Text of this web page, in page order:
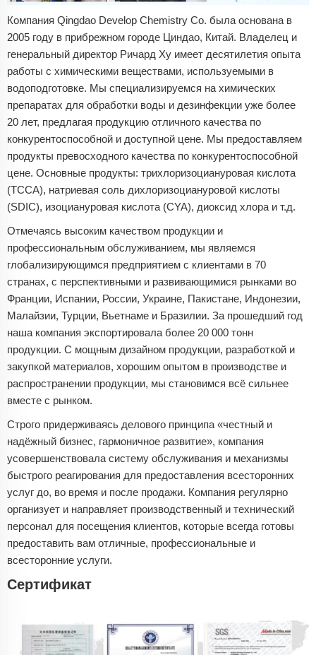
Компания Qingdao Develop Chemistry Co. была основана в
2005 году в прибрежном городе Циндао, Китай. Владелец и
генеральный директор Ричард Ху имеет десятилетия опыта
работы с химическими веществами, используемыми в
водоподготовке. Мы специализируемся на химических
препаратах для обработки воды и дезинфекции уже более
20 лет, предлагая продукцию отличного качества по
конкурентоспособной и доступной цене. Мы предоставляем
продукты превосходного качества по конкурентоспособной
цене. Основные продукты: трихлоризоциануровая кислота
(TCCA), натриевая соль дихлоризоциануровой кислоты
(SDIC), изоциануровая кислота (CYA), диоксид хлора и т.д.
Отмечаясь высоким качеством продукции и
профессиональным обслуживанием, мы являемся
глобализирующимся предприятием с клиентами в 70
странах, с перспективными и развивающимися рынками во
Франции, Испании, России, Украине, Пакистане, Индонезии,
Малайзии, Турции, Вьетнаме и Бразилии. За прошедший год
наша компания экспортировала более 20 000 тонн
продукции. С мощным дизайном продукции, разработкой и
закупкой материалов, хорошим опытом в производстве и
распространении продукции, мы становимся всё сильнее
вместе с рынком.
Строго придерживаясь делового принципа «честный и
надёжный бизнес, гармоничное развитие», компания
усовершенствовала систему обслуживания и механизмы
быстрого реагирования для предоставления всесторонних
услуг до, во время и после продажи. Компания регулярно
организует и направляет производственный и технический
персонал для посещения клиентов, которые всегда готовы
предоставить вам отличные, профессиональные и
всесторонние услуги.
Сертификат